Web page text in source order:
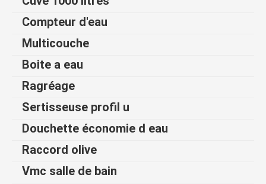
Compteur d'eau
Multicouche
Boite a eau
Ragréage
Sertisseuse profil u
Douchette économie d eau
Raccord olive
Vmc salle de bain